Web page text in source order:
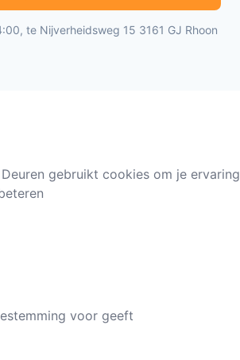
te Nijverheidsweg 15 3161 GJ Rhoon
gebruikt cookies om je ervaring
voor geeft